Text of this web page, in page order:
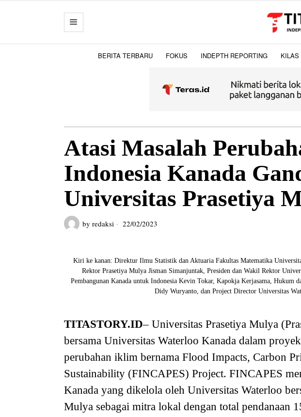
BERITA TERBARU FOKUS INDEPTH REPORTING
Atasi Masalah
Indonesia Kanada
Universitas Prasetiya
by redaksi 22/02/2023
Kiri ke kanan: Direktur Ilmu Statistik dan Aktuaria Fakultas Matematika
Rektor Prasetiya Mulya Jisman Simanjuntak, Presiden dan Wakil Rektor
Pembangunan Kanada untuk Indonesia Kevin Tokar, Kapokja Kerjasama, Hukum
Didy Wuryanto, dan Project Director Universitas
TITASTORY.ID– Universitas Prasetiya Mulya
bersama Universitas Waterloo Kanada dalam
perubahan iklim bernama Flood Impacts, Carbon
Sustainability (FINCAPES) Project. FINCAPES
Kanada yang dikelola oleh Universitas Waterloo
Mulya sebagai mitra lokal dengan total pendanaan